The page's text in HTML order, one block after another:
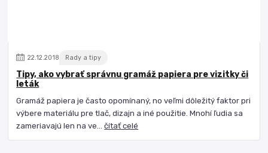
22.12.2018 Rady a tipy
Tipy, ako vybrať správnu gramáž papiera pre vizitky či
leták
Gramáž papiera je často opomínaný, no veľmi dôležitý faktor pri
výbere materiálu pre tlač, dizajn a iné použitie. Mnohí ľudia sa
zameriavajú len na ve...čítať celé